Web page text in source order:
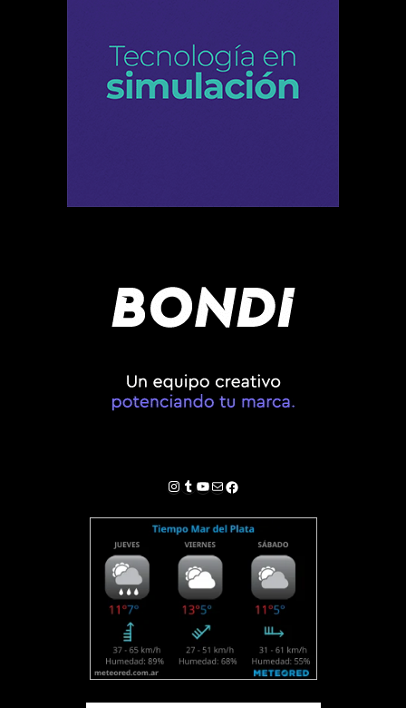
Instagram
Tumblr
YouTube
Correo electrónico
Facebook